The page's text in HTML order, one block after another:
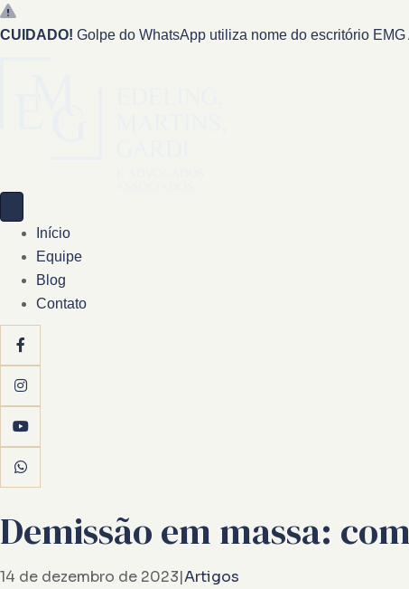
CUIDADO! Golpe do WhatsApp utiliza nome do escritório
Início
Equipe
Blog
Contato
Demissão em massa:
14 de dezembro de 2023|Artigos